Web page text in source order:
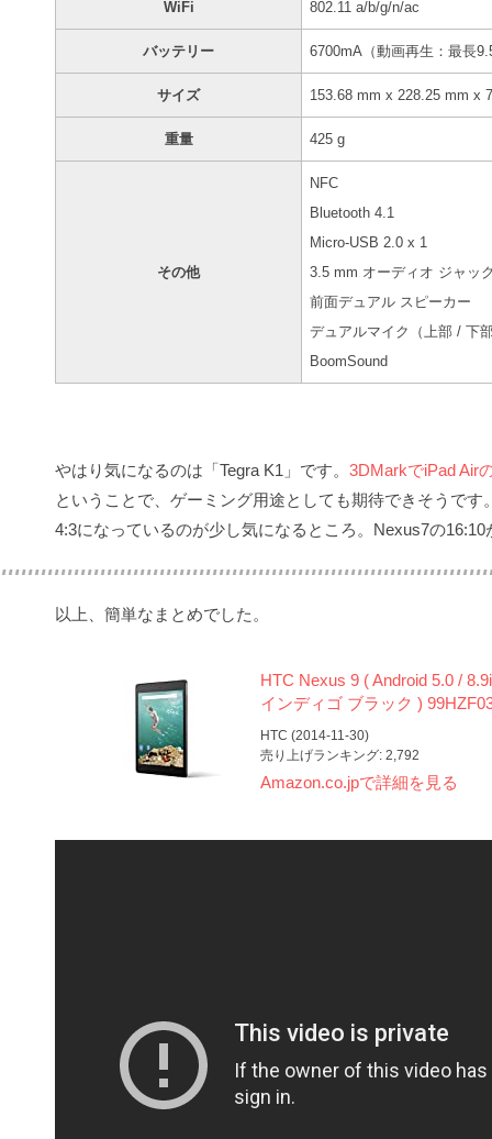
WiFi 802.11 a/b/g/n/ac
バッテリー 6700mA（動画再生：最長
サイズ 153.68 mm x 228.25 mm x
重量 425 g
その他
NFC
Bluetooth 4.1
Micro-USB 2.0 x 1
3.5 mm オーディオ ジャッ
前面デュアル スピーカー
デュアルマイク（上部 / 下
BoomSound
やはり気になるのは「Tegra K1」です。 3DMarkでiPad Air
ということで、ゲーミング用途としても期待できそうで
4:3になっているのが少し気になるところ。Nexus7の
以上、簡単なまとめでした。
HTC Nexus 9 ( Android 5.0 /
インディゴ ブラック )
HTC (2014-11-30)
売り上げランキング: 2,792
Amazon.co.jpで詳細を見る